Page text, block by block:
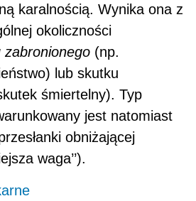
karalnością. Wynika ona z
okoliczności
zabronionego (np.
lub skutku
śmiertelny). Typ
jest natomiast
obniżającej
waga’’).